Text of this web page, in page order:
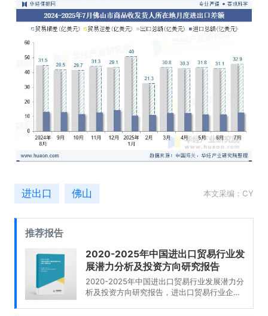
进出口 佛山 本文采编：CY
推荐报告
2020-2025年中国进出口贸易行业发
展潜力分析及投资方向研究报告
2020-2025年中国进出口贸易行业发展潜力分
析及投资方向研究报告，进出口贸易行业企业